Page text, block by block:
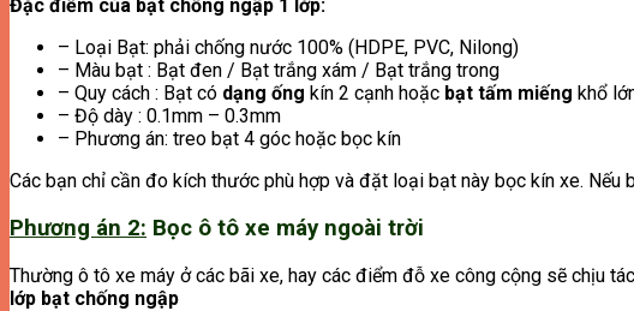
Đặc điểm của bạt chống ngập 1 lớp:
– Loại Bạt: phải chống nước 100% (HDPE, PVC, Nilong)
– Màu bạt : Bạt đen / Bạt trắng xám / Bạt trắng trong
– Quy cách : Bạt có dạng ống kín 2 cạnh hoặc bạt tấm miếng khổ
– Độ dày : 0.1mm – 0.3mm
– Phương án: treo bạt 4 góc hoặc bọc kín
Các bạn chỉ cần đo kích thước phù hợp và đặt loại bạt này bọc kín xe. Nếu
Phương án 2: Bọc ô tô xe máy ngoài trời
Thường ô tô xe máy ở các bãi xe, hay các điểm đỗ xe công cộng sẽ chịu
lớp bạt chống ngập